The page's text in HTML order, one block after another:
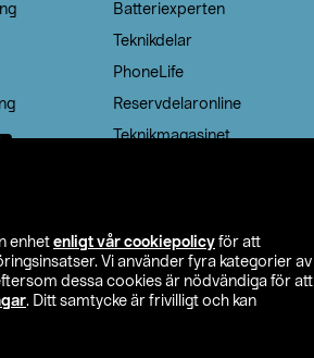
enhet enligt vår cookiepolicy för att
Vi använder fyra kategorier av
dessa cookies är nödvändiga för att
. Ditt samtycke är frivilligt och kan
Batteriexperten
Teknikdelar
PhoneLife
Reservdelaronline
Teknikmagasinet